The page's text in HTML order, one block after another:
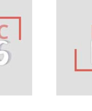
ว
กัด
บที่